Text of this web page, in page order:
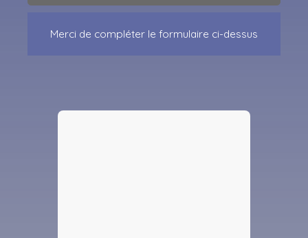
Merci de compléter le formulaire ci-dessus